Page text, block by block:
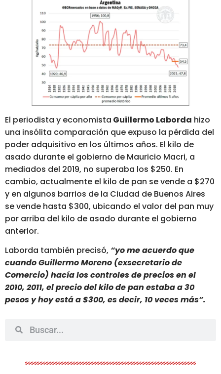
El periodista y economista Guillermo Laborda hizo
una insólita comparación que expuso la pérdida del
poder adquisitivo en los últimos años. El kilo de
asado durante el gobierno de Mauricio Macri, a
mediados del 2019, no superaba los $250. En
cambio, actualmente el kilo de pan se vende a $270
y en algunos barrios de la Ciudad de Buenos Aires
se vende hasta $300, ubicando el valor del pan muy
por arriba del kilo de asado durante el gobierno
anterior.
Laborda también precisó, “yo me acuerdo que
cuando Guillermo Moreno (exsecretario de
Comercio) hacía los controles de precios en el
2010, 2011, el precio del kilo de pan estaba a 30
pesos y hoy está a $300, es decir, 10 veces más”.